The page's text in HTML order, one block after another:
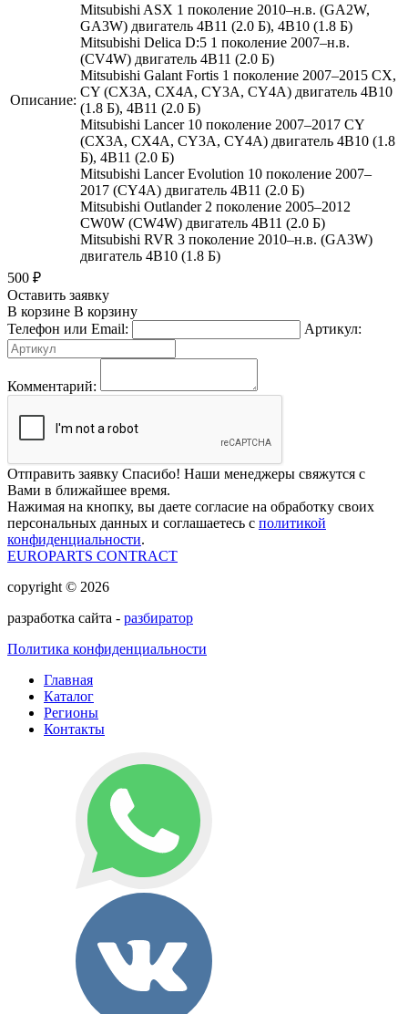
Описание:
Mitsubishi ASX 1 поколение 2010–н.в. (GA2W,
GA3W) двигатель 4B11 (2.0 Б), 4B10 (1.8 Б)
Mitsubishi Delica D:5 1 поколение 2007–н.в.
(CV4W) двигатель 4B11 (2.0 Б)
Mitsubishi Galant Fortis 1 поколение 2007–2015 CX,
CY (CX3A, CX4A, CY3A, CY4A) двигатель 4B10
(1.8 Б), 4B11 (2.0 Б)
Mitsubishi Lancer 10 поколение 2007–2017 CY
(CX3A, CX4A, CY3A, CY4A) двигатель 4B10 (1.8
Б), 4B11 (2.0 Б)
Mitsubishi Lancer Evolution 10 поколение 2007–
2017 (CY4A) двигатель 4B11 (2.0 Б)
Mitsubishi Outlander 2 поколение 2005–2012
CW0W (CW4W) двигатель 4B11 (2.0 Б)
Mitsubishi RVR 3 поколение 2010–н.в. (GA3W)
двигатель 4B10 (1.8 Б)
500 ₽
Оставить заявку
В корзине В корзину
Телефон или Email:
Артикул:
Комментарий:
Отправить заявку Спасибо! Наши менеджеры свяжутся с
Вами в ближайшее время.
Нажимая на кнопку, вы даете согласие на обработку своих
персональных данных и соглашаетесь с политикой
конфиденциальности.
EUROPARTS CONTRACT
copyright © 2026
разработка сайта - разбиратор
Политика конфиденциальности
Главная
Каталог
Регионы
Контакты